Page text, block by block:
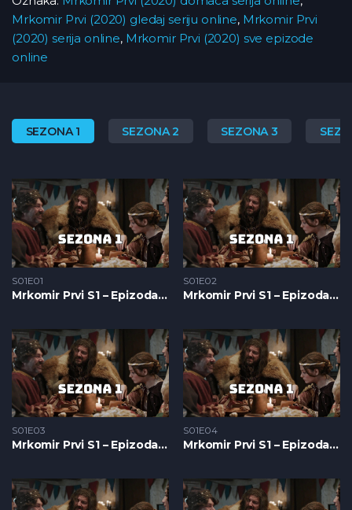
Mrkomir Prvi (2020) gledaj seriju online, Mrkomir Prvi
(2020) serija online, Mrkomir Prvi (2020) sve epizode
online
SEZONA 1 SEZONA 2 SEZONA 3
S01E01
Mrkomir Prvi S1 – Epizoda 01
S01E02
Mrkomir Prvi S1 – Epizoda 02
S01E03
Mrkomir Prvi S1 – Epizoda 03
S01E04
Mrkomir Prvi S1 – Epizoda 04